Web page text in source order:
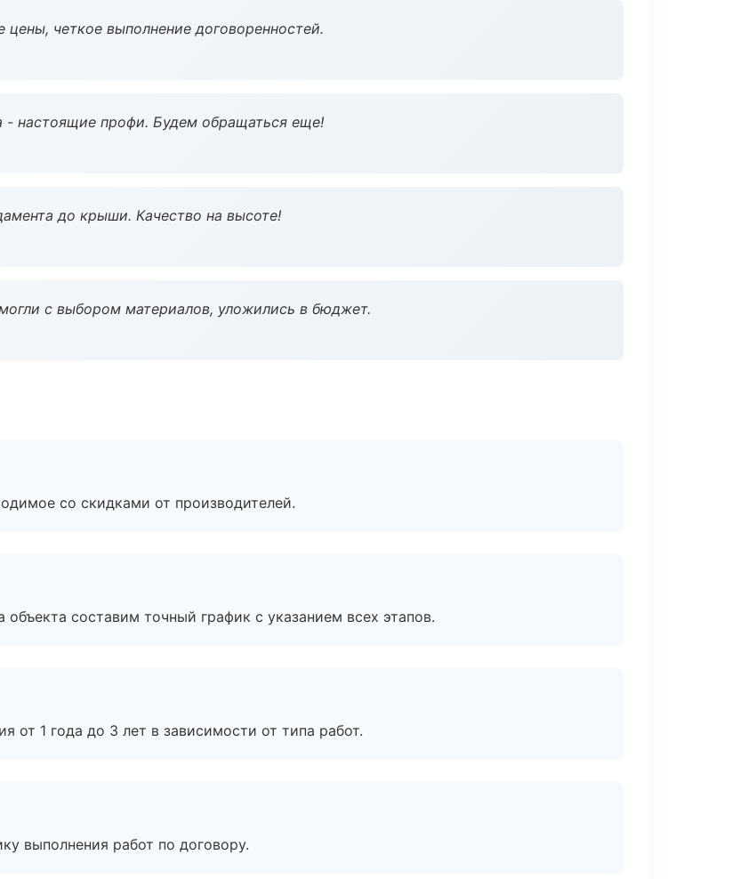
четкое выполнение договоренностей.
настоящие профи. Будем обращаться еще!
до крыши. Качество на высоте!
с выбором материалов, уложились в бюджет.
со скидками от производителей.
составим точный график с указанием всех этапов.
от 1 года до 3 лет в зависимости от типа работ.
выполнения работ по договору.